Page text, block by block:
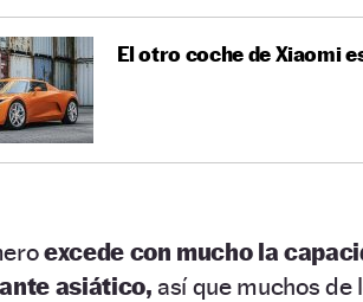
El otro coche de Xiaomi
excede con mucho la
asiático,así que muchos